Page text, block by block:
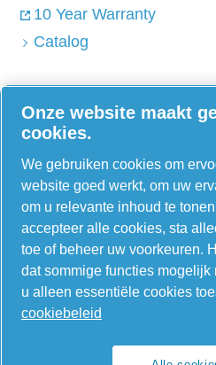
10 Year Warranty
Catalog
AIRnet - C. Aria
Maggiore, Vicenza Italië
Contact us
Onze website maakt
cookies.
We gebruiken cookies om
website goed werkt, om uw
om u relevante inhoud te
accepteer alle cookies, sta
toe of beheer uw voorkeuren.
dat sommige functies
u alleen essentiële cookies
cookiebeleid